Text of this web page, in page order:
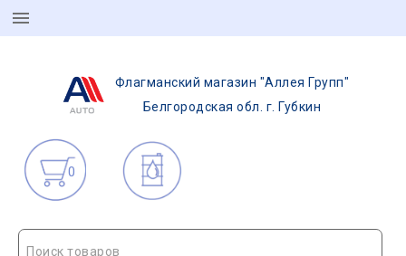
Флагманский магазин "Аллея Групп"
Белгородская обл. г. Губкин
0
Поиск товаров